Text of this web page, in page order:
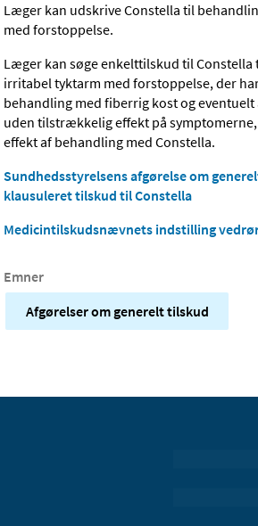
Læger kan udskrive Constella til
med forstoppelse.
Læger kan søge enkelttilskud til Constella
irritabel tyktarm med forstoppelse, der
behandling med fiberrig kost og
uden tilstrækkelig effekt på
effekt af behandling med Constella.
Sundhedsstyrelsens afgørelse om
klausuleret tilskud til Constella
Medicintilskudsnævnets indstilling
Emner
Afgørelser om generelt tilskud